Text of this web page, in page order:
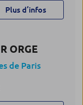
Plus d’infos
ORGE
de Paris